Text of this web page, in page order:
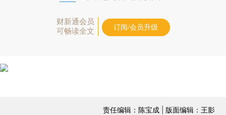
财新通会员
可畅读全文
订阅/会员升级
责任编辑：陈宝成 | 版面编辑：王影